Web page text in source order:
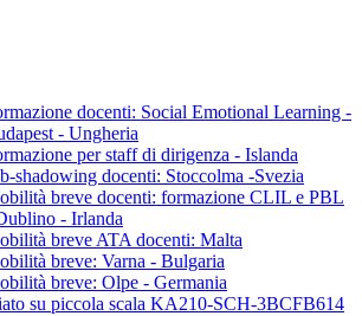
docenti: Social Emotional Learning -
- Ungheria
per staff di dirigenza - Islanda
shadowing docenti: Stoccolma -Svezia
breve docenti: formazione CLIL e PBL
- Irlanda
breve ATA docenti: Malta
breve: Varna - Bulgaria
breve: Olpe - Germania
su piccola scala KA210-SCH-3BCFB614